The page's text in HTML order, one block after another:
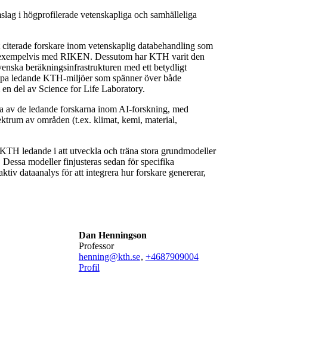
i högprofilerade vetenskapliga och samhälleliga
forskare inom vetenskaplig databehandling som
med RIKEN. Dessutom har KTH varit den
beräkningsinfrastrukturen med ett betydligt
ledande KTH-miljöer som spänner över både
del av Science for Life Laboratory.
av de ledande forskarna inom AI-forskning, med
av områden (t.ex. klimat, kemi, material,
ledande i att utveckla och träna stora grundmodeller
modeller finjusteras sedan för specifika
dataanalys för att integrera hur forskare genererar,
Dan Henningson
professor
henning@kth.se, +4687909004
Profil